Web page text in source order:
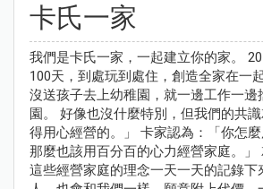
卡氏一家
我們是卡氏一家，一起建立你的家。
100天，到處玩到處住，創造全家在一
沒送孩子去上幼稚園，就一邊工作一邊
園。 好像也沒什麼特別，但我們的共
得用心經營的。」 卡家認為：「你怎
那麼也該用百分百的心力經營家庭。」
這些經營家庭的理念一天一天的記錄下